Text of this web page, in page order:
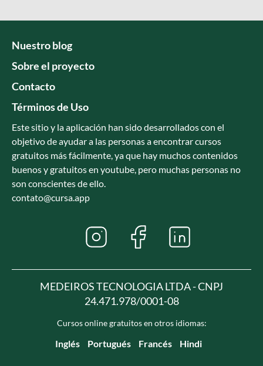
Nuestro blog
Sobre el proyecto
Contacto
Términos de Uso
Este sitio y la aplicación han sido desarrollados con el
objetivo de ayudar a las personas a encontrar cursos
gratuitos más fácilmente, ya que hay muchos contenidos
buenos y gratuitos en youtube, pero muchas personas no
son conscientes de ello.
contato@cursa.app
MEDEIROS TECNOLOGIA LTDA - CNPJ
24.471.978/0001-08
Cursos online gratuitos en otros idiomas:
Inglés Portugués Francés Hindi